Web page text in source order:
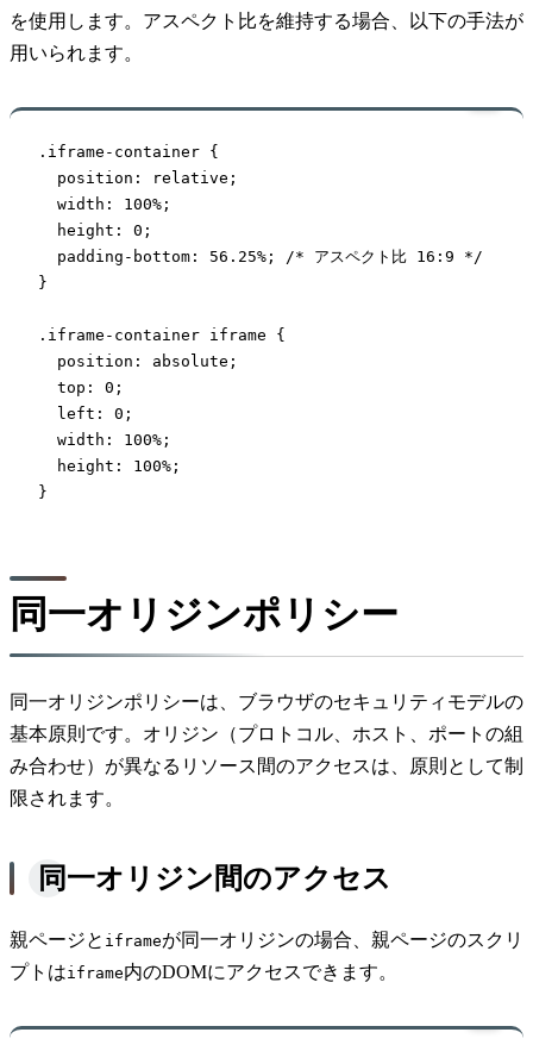
を使用します。アスペクト比を維持する場合、以下の手法が
用いられます。
.iframe-container {
  position: relative;
  width: 100%;
  height: 0;
  padding-bottom: 56.25%; /* アスペクト比 16:9 */
}
.iframe-container iframe {
  position: absolute;
  top: 0;
  left: 0;
  width: 100%;
  height: 100%;
}
同一オリジンポリシー
同一オリジンポリシーは、ブラウザのセキュリティモデルの
基本原則です。オリジン（プロトコル、ホスト、ポートの組
み合わせ）が異なるリソース間のアクセスは、原則として制
限されます。
同一オリジン間のアクセス
親ページと iframeが同一オリジンの場合、親ページのスクリ
プトはiframe内のDOMにアクセスできます。